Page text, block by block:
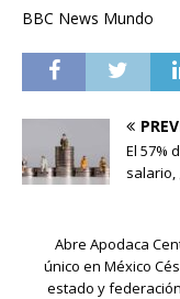
BBC News Mundo
El 57%
salario,
Abre Apodaca
único en México
estado y